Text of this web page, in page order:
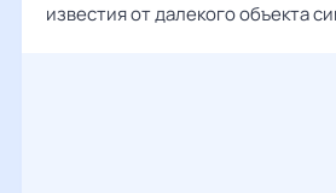
известия от далекого объекта